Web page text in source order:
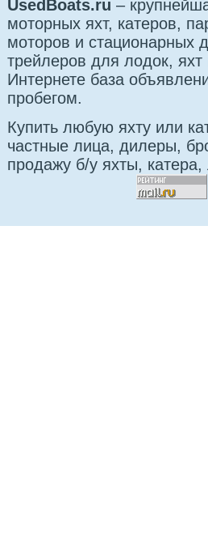
UsedBoats.ru –
моторных яхт, катеров,
моторов и стационарных
трейлеров для лодок,
Интернете база
пробегом.
Купить любую яхту или
частные лица, дилеры,
продажу б/у яхты,